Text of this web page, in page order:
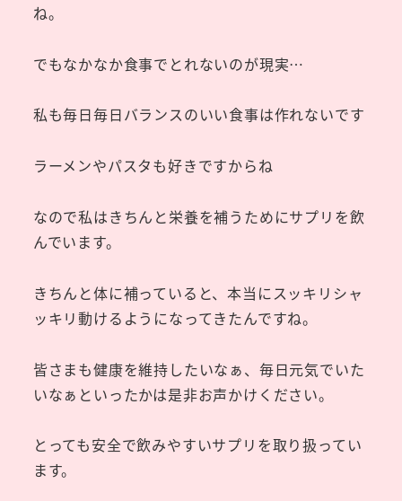
ね。
でもなかなか食事でとれないのが現実…
私も毎日毎日バランスのいい食事は作れないです
ラーメンやパスタも好きですからね
なので私はきちんと栄養を補うためにサプリを飲
んでいます。
きちんと体に補っていると、本当にスッキリシャ
ッキリ動けるようになってきたんですね。
皆さまも健康を維持したいなぁ、毎日元気でいた
いなぁといったかは是非お声かけください。
とっても安全で飲みやすいサプリを取り扱ってい
ます。